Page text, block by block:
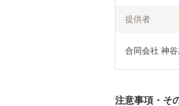
提供者
合同会社 神谷
注意事項・そ